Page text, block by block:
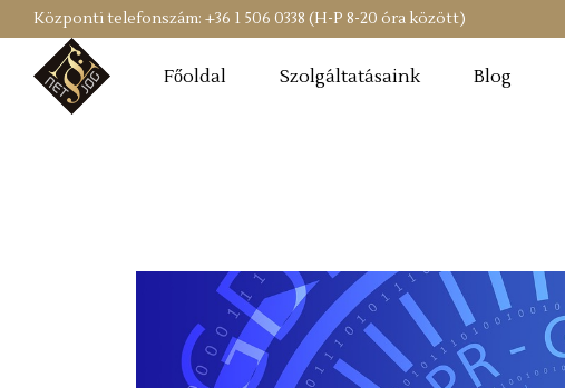
Központi telefonszám: +36 1 506 0338 (H-P 8-20 óra között)
Főoldal Szolgáltatásaink Blog